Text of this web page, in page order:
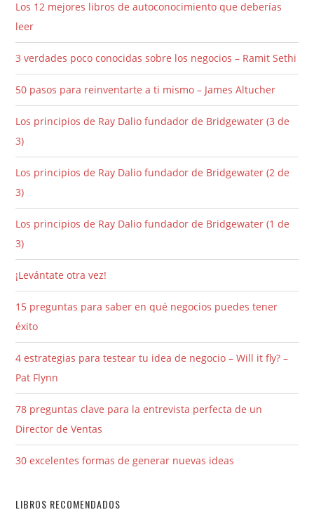
Los 12 mejores libros de autoconocimiento que deberías
leer
3 verdades poco conocidas sobre los negocios – Ramit Sethi
50 pasos para reinventarte a ti mismo – James Altucher
Los principios de Ray Dalio fundador de Bridgewater (3 de
3)
Los principios de Ray Dalio fundador de Bridgewater (2 de
3)
Los principios de Ray Dalio fundador de Bridgewater (1 de
3)
¡Levántate otra vez!
15 preguntas para saber en qué negocios puedes tener
éxito
4 estrategias para testear tu idea de negocio – Will it fly? –
Pat Flynn
78 preguntas clave para la entrevista perfecta de un
Director de Ventas
30 excelentes formas de generar nuevas ideas
LIBROS RECOMENDADOS